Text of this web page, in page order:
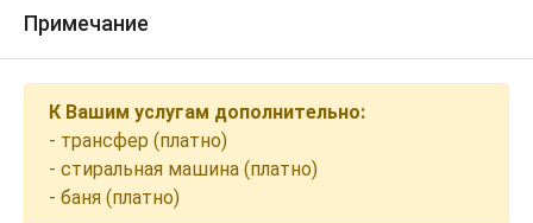
Примечание
К Вашим услугам дополнительно:
- трансфер (платно)
- стиральная машина (платно)
- баня (платно)